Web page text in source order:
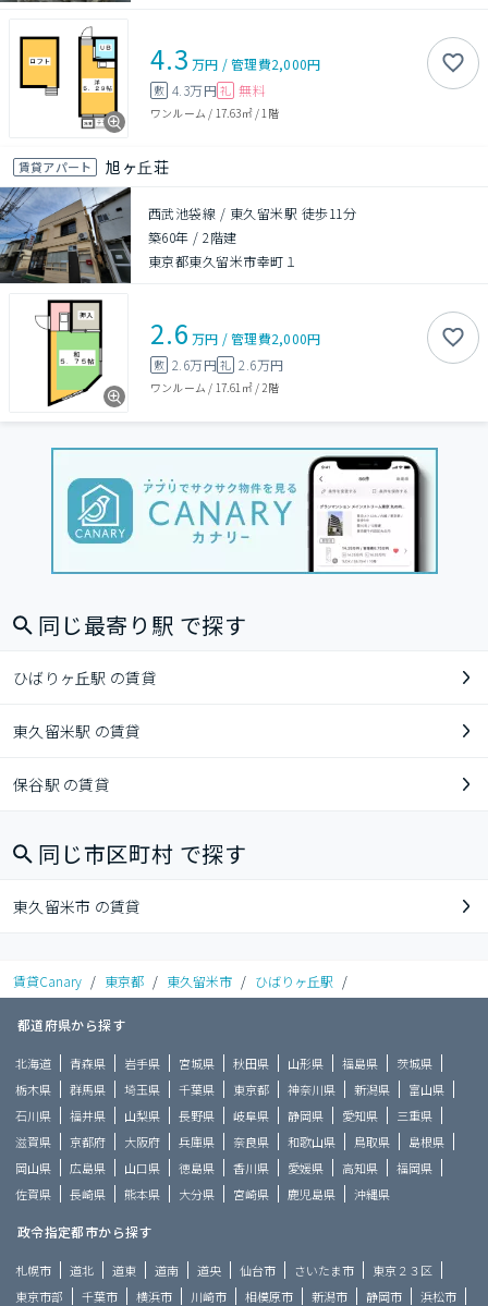
4.3 万円 /管理費2,000円
敷 4.3万円 礼 無料
ワンルーム / 17.63㎡/ 1階
賃貸アパート 旭ヶ丘荘
西武池袋線 / 東久留米駅 徒歩11分
築60年 /2階建
東京都東久留米市幸町１
2.6 万円 /管理費2,000円
敷 2.6万円礼 2.6万円
ワンルーム / 17.61㎡/ 2階
同じ最寄り駅 で探す
ひばりヶ丘駅 の賃貸
東久留米駅 の賃貸
保谷駅 の賃貸
同じ市区町村 で探す
東久留米市 の賃貸
賃貸Canary / 東京都 / 東久留米市 / ひばりヶ丘駅 /
都道府県から探す
北海道 青森県 岩手県 宮城県 秋田県 山形県 福島県
茨城県
栃木県
群馬県 埼玉県 千葉県 東京都 神奈川県 新潟県
富山県
石川県
福井県 山梨県 長野県 岐阜県 静岡県 愛知県
三重県
滋賀県
京都府 大阪府 兵庫県 奈良県 和歌山県 鳥取県
島根県
岡山県
広島県 山口県 徳島県 香川県 愛媛県 高知県
福岡県
佐賀県
長崎県 熊本県 大分県 宮崎県 鹿児島県 沖縄県
政令指定都市から探す
札幌市 道北 道東 道南 道央 仙台市 さいたま市
東京２３区
東京市部
千葉市 横浜市 川崎市 相模原市 新潟市 静岡市 浜松市